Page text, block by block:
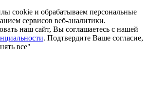
сookie и обрабатываем персональные
сервисов веб-аналитики.
наш сайт, Вы соглашаетесь с нашей
. Подтвердите Ваше согласие,
все"